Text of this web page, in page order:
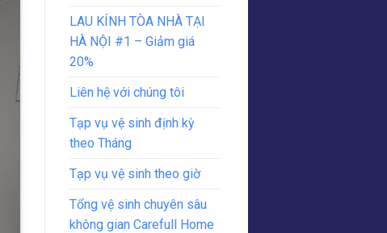
LAU KÍNH TÒA NHÀ TẠI
HÀ NỘI #1 – Giảm giá
20%
Liên hệ với chúng tôi
Tạp vụ vệ sinh định kỳ
theo Tháng
Tạp vụ vệ sinh theo giờ
Tổng vệ sinh chuyên sâu
không gian Carefull Home